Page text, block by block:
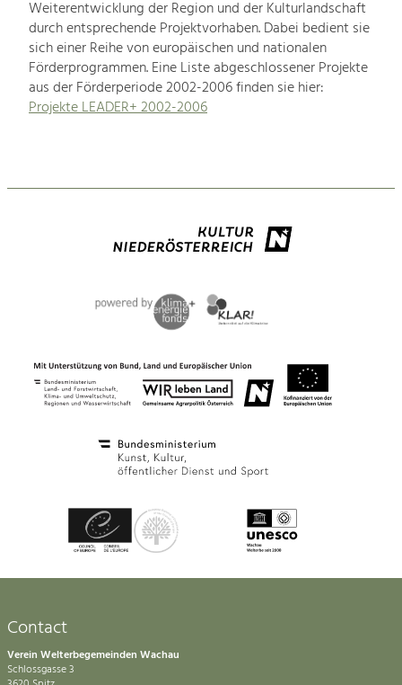
Weiterentwicklung der Region und der Kulturlandschaft
durch entsprechende Projektvorhaben. Dabei bedient sie
sich einer Reihe von europäischen und nationalen
Förderprogrammen. Eine Liste abgeschlossener Projekte
aus der Förderperiode 2002-2006 finden sie hier:
Projekte LEADER+ 2002-2006
Contact
Verein Welterbegemeinden Wachau
Schlossgasse 3